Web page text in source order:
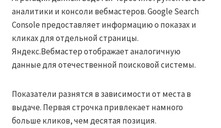
аналитики и консоли вебмастеров. Google Search
Console предоставляет информацию о показах и
кликах для отдельной страницы.
Яндекс.Вебмастер отображает аналогичную
данные для отечественной поисковой системы.
Показатели разнятся в зависимости от места в
выдаче. Первая строчка привлекает намного
больше кликов, чем десятая позиция.